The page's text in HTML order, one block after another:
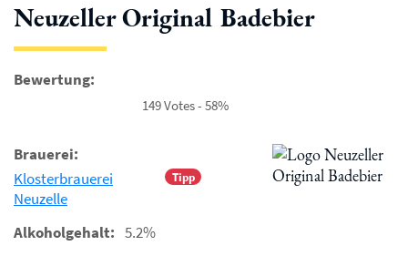
Neuzeller Original Badebier
Bewertung:
149 Votes - 58%
Brauerei:
Tipp
Klosterbrauerei
Neuzelle
Alkoholgehalt: 5.2%